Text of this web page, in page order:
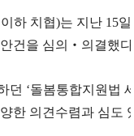
하 치협)는 지난 15
건을 심의‧의결했
던 ‘돌봄통합지원법
한 의견수렴과 심도